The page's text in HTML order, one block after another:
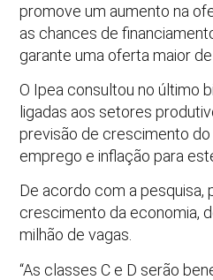
promove um aumento na
as chances de
garante uma oferta maior
O Ipea consultou no último
ligadas aos setores
previsão de crescimento
emprego e inflação para
De acordo com a pesquisa,
crescimento da economia,
milhão de vagas.
“As classes C e D serão